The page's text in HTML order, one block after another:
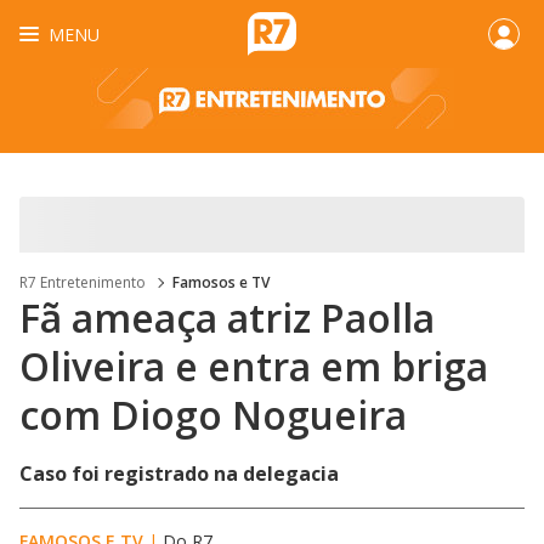
MENU
R7 Entretenimento Famosos e TV
Fã ameaça atriz Paolla
Oliveira e entra em briga
com Diogo Nogueira
Caso foi registrado na delegacia